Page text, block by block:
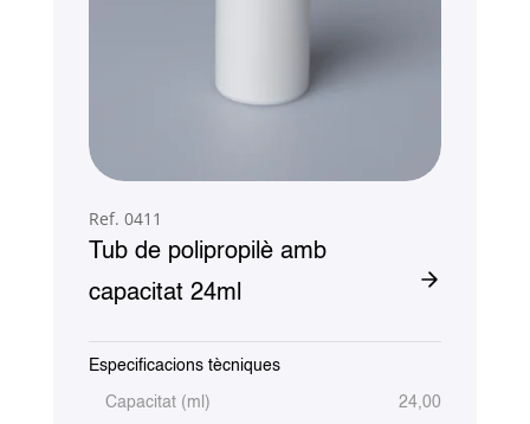
Ref. 0411
Tub de polipropilè amb
capacitat 24ml
Especificacions tècniques
Capacitat (ml)
24,00